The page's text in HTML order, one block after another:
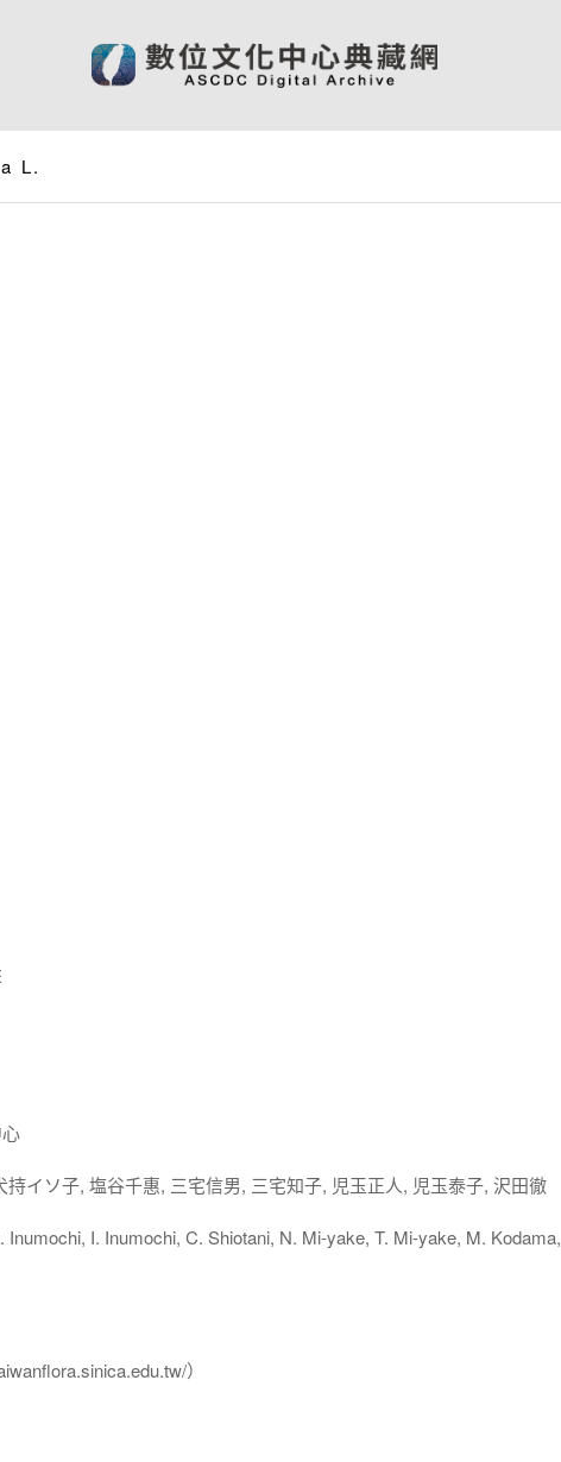
L.
イソ子, 塩谷千惠, 三宅信男, 三宅知子, 児玉正人, 児玉泰子, 沢田徹
I. Inumochi, C. Shiotani, N. Mi-yake, T. Mi-yake, M. Kodama,
）